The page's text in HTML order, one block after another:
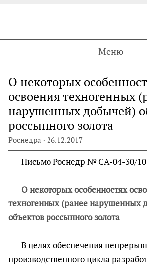
Меню
О некоторых
освоения техногенных
нарушенных добычей)
россыпного золота
Роснедра · 26.12.2017
Письмо Роснедр № СА-04-30/
О некоторых особенностях
техногенных (ранее нарушенных
объектов россыпного золота
В целях обеспечения
производственного цикла